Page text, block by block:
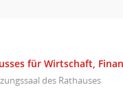
für Wirtschaft,
des Rathauses